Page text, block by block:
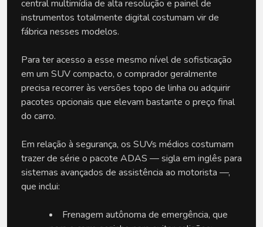
central multimídia de alta resolução e painel de
instrumentos totalmente digital costumam vir de
fábrica nesses modelos.
Para ter acesso a esse mesmo nível de sofisticação
em um SUV compacto, o comprador geralmente
precisa recorrer às versões topo de linha ou adquirir
pacotes opcionais que elevam bastante o preço final
do carro.
Em relação à segurança, os SUVs médios costumam
trazer de série o pacote ADAS — sigla em inglês para
sistemas avançados de assistência ao motorista —,
que inclui:
Frenagem autônoma de emergência, que